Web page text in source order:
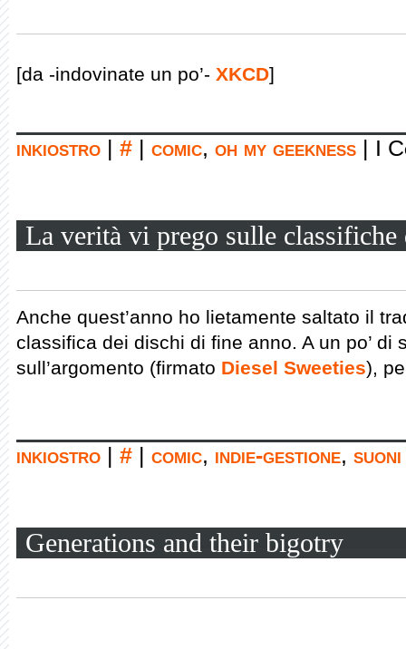
[da -indovinate un po’- XKCD]
inkiostro # comic, oh my geekness I
La verità vi prego sulle
Anche quest’anno ho lietamente saltato il
classifica dei dischi di fine anno. A un po’ di
sull’argomento (firmato Diesel Sweeties),
inkiostro # comic, indie-gestione, suoni
Generations and their bigotry